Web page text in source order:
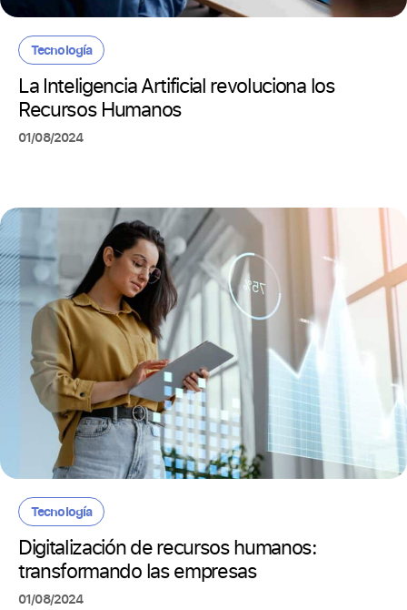
Tecnología
La Inteligencia Artificial revoluciona los
Recursos Humanos
01/08/2024
Tecnología
Digitalización de recursos humanos:
transformando las empresas
01/08/2024